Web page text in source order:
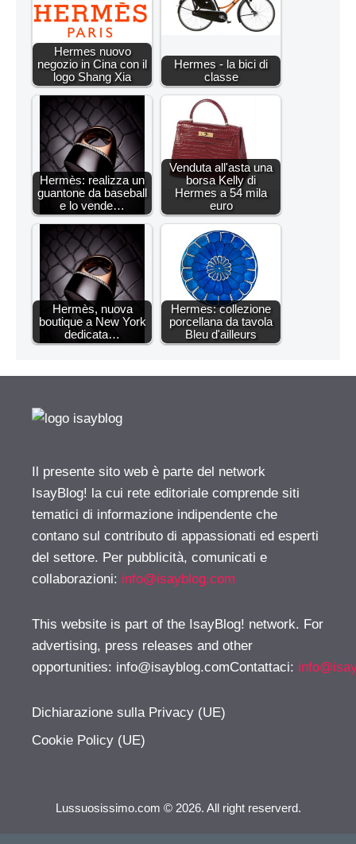
Hermes nuovo
negozio in Cina con il
logo Shang Xia
Hermes - la bici di
classe
Hermès: realizza un
guantone da baseball
e lo vende…
Venduta all'asta una
borsa Kelly di
Hermes a 54 mila
euro
Hermès, nuova
boutique a New York
dedicata…
Hermes: collezione
porcellana da tavola
Bleu d'ailleurs
Il presente sito web è parte del network
IsayBlog! la cui rete editoriale comprende siti
tematici di informazione indipendente che
contano sul contributo di appassionati ed esperti
del settore. Per pubblicità, comunicati e
collaborazioni: info@isayblog.com
This website is part of the IsayBlog! network. For
advertising, press releases and other
opportunities: info@isayblog.comContattaci:
Dichiarazione sulla Privacy (UE)
Cookie Policy (UE)
Lussuosissimo.com © 2026. All right reserverd.